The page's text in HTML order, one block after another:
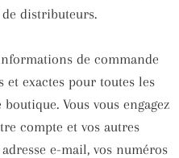
distributeurs.
de commande
et exactes pour toutes les
Vous vous engagez
compte et vos autres
e-mail, vos numéros